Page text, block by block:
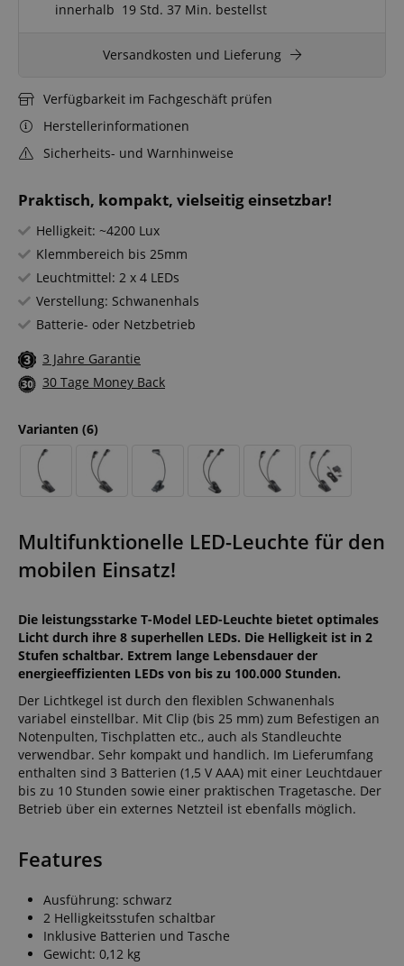
Praktisch, kompakt, vielseitig einsetzbar!
Helligkeit: ~4200 Lux
Klemmbereich bis 25mm
Leuchtmittel: 2 x 4 LEDs
Verstellung: Schwanenhals
Batterie- oder Netzbetrieb
3 Jahre Garantie
30 Tage Money Back
Varianten (6)
innerhalb 19 Std. 37 Min. bestellst
Versandkosten und Lieferung
Verfügbarkeit im Fachgeschäft prüfen
Herstellerinformationen
Sicherheits- und Warnhinweise
Multifunktionelle LED-Leuchte für den
mobilen Einsatz!
Die leistungsstarke T-Model LED-Leuchte bietet optimales
Licht durch ihre 8 superhellen LEDs. Die Helligkeit ist in 2
Stufen schaltbar. Extrem lange Lebensdauer der
energieeffizienten LEDs von bis zu 100.000 Stunden.
Der Lichtkegel ist durch den flexiblen Schwanenhals
variabel einstellbar. Mit Clip (bis 25 mm) zum Befestigen an
Notenpulten, Tischplatten etc., auch als Standleuchte
verwendbar. Sehr kompakt und handlich. Im Lieferumfang
enthalten sind 3 Batterien (1,5 V AAA) mit einer Leuchtdauer
bis zu 10 Stunden sowie einer praktischen Tragetasche. Der
Betrieb über ein externes Netzteil ist ebenfalls möglich.
Features
Ausführung: schwarz
2 Helligkeitsstufen schaltbar
Inklusive Batterien und Tasche
Gewicht: 0,12 kg